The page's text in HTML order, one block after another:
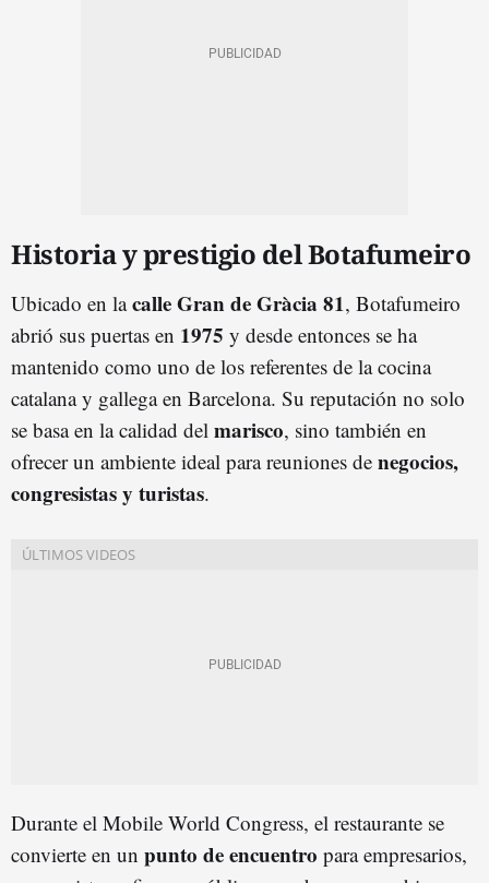
Historia y prestigio del Botafumeiro
Ubicado en lacalle Gran de Gràcia 81, Botafumeiro
abrió sus puertas en 1975 y desde entonces se ha
mantenido como uno de los referentes de la cocina
catalana y gallega en Barcelona. Su reputación no solo
se basa en la calidad del marisco, sino también en
ofrecer un ambiente ideal para reuniones de negocios,
congresistas y turistas.
Durante el Mobile World Congress, el restaurante se
convierte en un punto de encuentro para empresarios,